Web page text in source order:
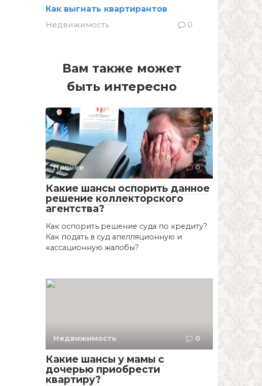
Как выгнать квартирантов
Недвижимость
0
Вам также может
быть интересно
Прочее 0
Какие шансы оспорить данное
решение коллекторского
агентства?
Как оспорить решение суда по кредиту?
Как подать в суд апелляционную и
кассационную жалобы?
Недвижимость 0
Какие шансы у мамы с
дочерью приобрести
квартиру?